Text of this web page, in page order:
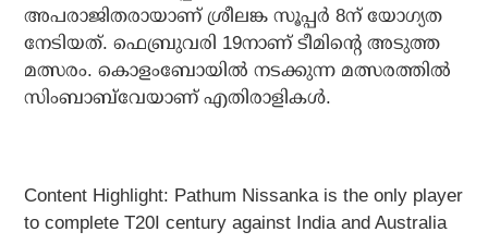
അപരാജിതരായാണ് ശ്രീലങ്ക സൂപ്പര്‍ 8ന് യോഗ്യത
നേടിയത്. ഫെബ്രുവരി 19നാണ് ടീമിന്റെ അടുത്ത
മത്സരം. കൊളംബോയില്‍ നടക്കുന്ന മത്സരത്തില്‍
സിംബാബ്‌വേയാണ് എതിരാളികള്‍.
Content Highlight: Pathum Nissanka is the only player
to complete T20I century against India and Australia